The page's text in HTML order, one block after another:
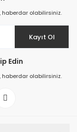
haberdar olabilirsiniz.
Kayıt Ol
Edin
haberdar olabilirsiniz.